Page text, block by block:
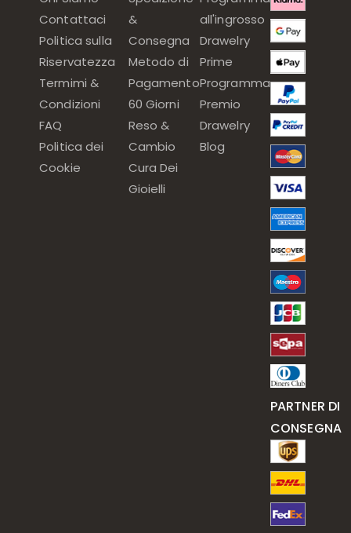
Contattaci
Politica sulla
Riservatezza
Termimi &
Condizioni
FAQ
Politica dei
Cookie
&
Consegna
Metodo di
Pagamento
60 Giorni
Reso &
Cambio
Cura Dei
Gioielli
all'ingrosso
Drawelry
Prime
Programma
Premio
Drawelry
Blog
PARTNER DI
CONSEGNA